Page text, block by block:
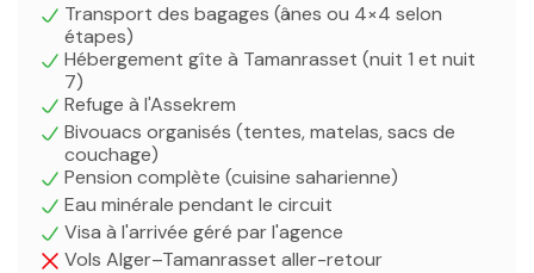
Transport des bagages (ânes ou 4×4 selon
étapes)
Hébergement gîte à Tamanrasset (nuit 1 et nuit
7)
Refuge à l'Assekrem
Bivouacs organisés (tentes, matelas, sacs de
couchage)
Pension complète (cuisine saharienne)
Eau minérale pendant le circuit
Visa à l'arrivée géré par l'agence
Vols Alger–Tamanrasset aller-retour